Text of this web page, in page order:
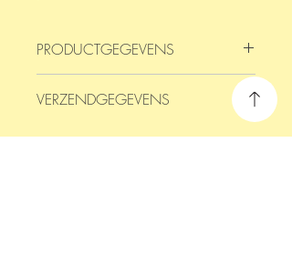
PRODUCTGEGEVENS
Ieder blokje bevat 50 vellen met 50
verschillende woorden.
VERZENDGEGEVENS